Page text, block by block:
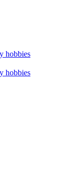
hobbies
hobbies